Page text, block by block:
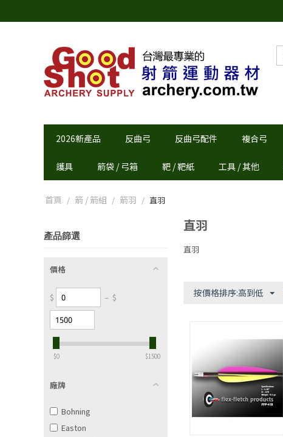
2026新產品 反曲弓 反曲弓配件 複合弓
護具 箭袋 / 弓箱 靶 / 靶紙 工具 / 其他
首頁 / 箭 / 箭組 / 箭羽 / 直羽
產品篩選
價格
$ – $
‎$0 ‎$1500
廠牌
Bohning
Easton
直羽
直羽
按價格排序:高到低